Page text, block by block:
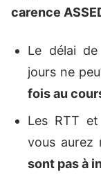
carence
Le délai
jours ne
fois au
Les RTT
vous
sont pas à